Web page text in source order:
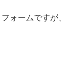
ォームですが、